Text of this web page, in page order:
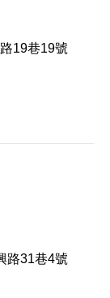
19巷19號
路31巷4號